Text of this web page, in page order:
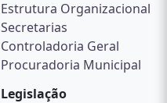
Estrutura Organizacional
Secretarias
Controladoria Geral
Procuradoria Municipal
Legislação